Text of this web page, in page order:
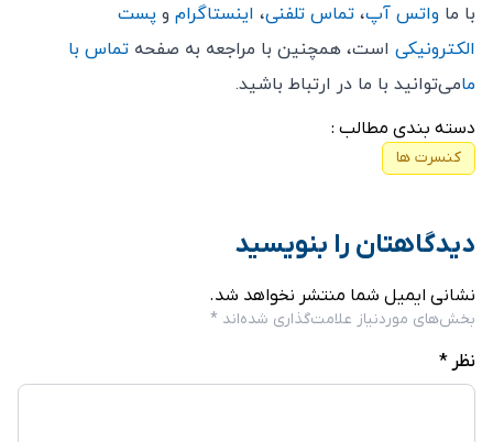
با ما واتس آپ، تماس تلفنی، اینستاگرام و پست
الکترونیکی است، همچنین با مراجعه به صفحه تماس با
مامی‌توانید با ما در ارتباط باشید.
دسته بندی مطالب :
کنسرت ها
دیدگاهتان را بنویسید
نشانی ایمیل شما منتشر نخواهد شد.
بخش‌های موردنیاز علامت‌گذاری شده‌اند *
نظر *